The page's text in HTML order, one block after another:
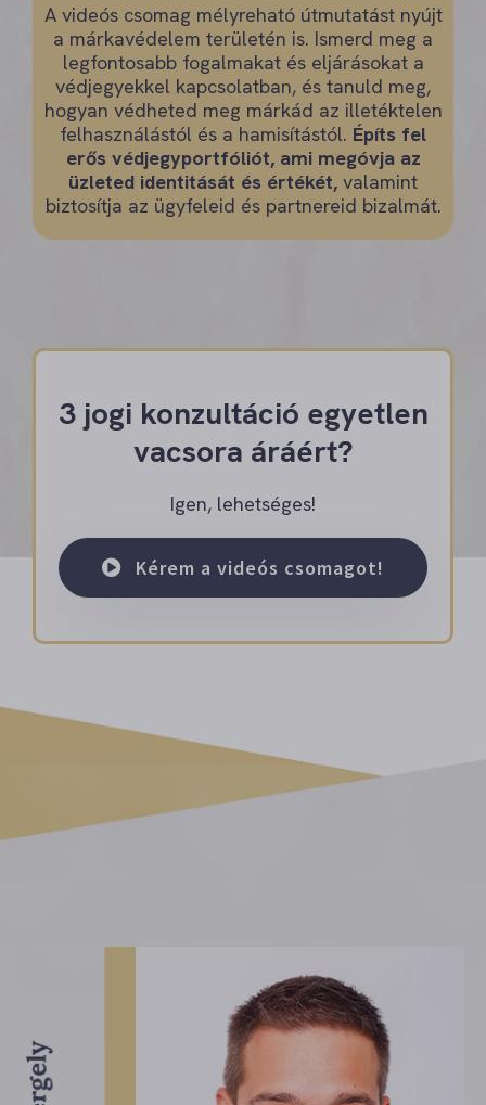
A videós csomag mélyreható útmutatást nyújt
a márkavédelem területén is. Ismerd meg a
legfontosabb fogalmakat és eljárásokat a
védjegyekkel kapcsolatban, és tanuld meg,
hogyan védheted meg márkád az illetéktelen
felhasználástól és a hamisítástól. Építs fel
erős védjegyportfóliót, ami megóvja az
üzleted identitását és értékét, valamint
biztosítja az ügyfeleid és partnereid bizalmát.
3 jogi konzultáció egyetlen
vacsora áráért?
Igen, lehetséges!
Kérem a videós csomagot!